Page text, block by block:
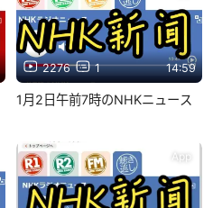
2276 1 14:59
1月2日午前7時のNHKニュース
App